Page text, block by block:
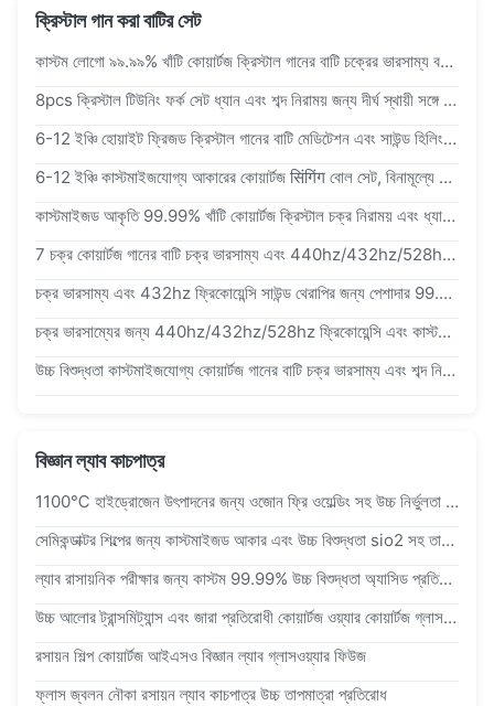
ক্রিস্টাল গান করা বাটির সেট
কাস্টম লোগো ৯৯.৯৯% খাঁটি কোয়ার্টজ ক্রিস্টাল গানের বাটি চক্রের ভারসাম্য বজায় রাখার জন্য ৪৪০ হার্জ / ৪৩২ হার্জ এ সুরযুক্ত
8pcs ক্রিস্টাল টিউনিং ফর্ক সেট ধ্যান এবং শব্দ নিরাময় জন্য দীর্ঘ স্থায়ী সঙ্গে 432 Hz এ টিউন
6-12 ইঞ্চি হোয়াইট ফ্রিজড ক্রিস্টাল গানের বাটি মেডিটেশন এবং সাউন্ড হিলিংয়ের জন্য 432 হার্জে ট্যুন করা
6-12 ইঞ্চি কাস্টমাইজযোগ্য আকারের কোয়ার্টজ सिंगिंग বোল সেট, বিনামূল্যে ম্যালেট এবং ও-রিং সহ চক্র নিরাময়ের জন্য
কাস্টমাইজড আকৃতি 99.99% খাঁটি কোয়ার্টজ ক্রিস্টাল চক্র নিরাময় এবং ধ্যানের জন্য গানের বাটি
7 চক্র কোয়ার্টজ গানের বাটি চক্র ভারসাম্য এবং 440hz/432hz/528hz ফ্রিকোয়েন্সির জন্য 99.99% খাঁটি কোয়ার্টজ ক্রিস্টাল সেট
চক্র ভারসাম্য এবং 432hz ফ্রিকোয়েন্সি সাউন্ড থেরাপির জন্য পেশাদার 99.99% খাঁটি কোয়ার্টজ ক্রিস্টাল গানের বাটি
চক্র ভারসাম্যের জন্য 440hz/432hz/528hz ফ্রিকোয়েন্সি এবং কাস্টমাইজড আকৃতি সহ হস্তনির্মিত 99.99% বিশুদ্ধ কোয়ার্টজ ক্রিস্টাল সিঙ্গিং বোল
উচ্চ বিশুদ্ধতা কাস্টমাইজযোগ্য কোয়ার্টজ গানের বাটি চক্র ভারসাম্য এবং শব্দ নিরাময় ধ্যান জন্য
বিজ্ঞান ল্যাব কাচপাত্র
1100℃ হাইড্রোজেন উৎপাদনের জন্য ওজোন ফ্রি ওয়েল্ডিং সহ উচ্চ নির্ভুলতা ফ্ল্যাঞ্জড কোয়ার্টজ গ্লাস রিঅ্যাক্টর
সেমিকন্ডাক্টর শিল্পের জন্য কাস্টমাইজড আকার এবং উচ্চ বিশুদ্ধতা sio2 সহ তাপ প্রতিরোধী ডাবল ওয়াল জ্যাকেটড কোয়ার্টজ গ্লাস রিঅ্যাক্টর
ল্যাব রাসায়নিক পরীক্ষার জন্য কাস্টম 99.99% উচ্চ বিশুদ্ধতা অ্যাসিড প্রতিরোধী ফটোক্যাটালিটিক কোয়ার্টজ গ্লাস চুল্লি
উচ্চ আলোর ট্রান্সমিট্যান্স এবং জারা প্রতিরোধী কোয়ার্টজ ওয়্যার কোয়ার্টজ গ্লাস বেকার ল্যাবরেটরি নির্দিষ্ট বেকার
রসায়ন শিল্প কোয়ার্টজ আইএসও বিজ্ঞান ল্যাব গ্লাসওয়্যার ফিউজ
ফ্লাস জ্বলন নৌকা রসায়ন ল্যাব কাচপাত্র উচ্চ তাপমাত্রা প্রতিরোধ